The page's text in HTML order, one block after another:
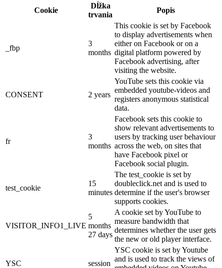
Cookie
Dĺžka
trvania
Popis
_fbp
3
months
This cookie is set by Facebook
to display advertisements when
either on Facebook or on a
digital platform powered by
Facebook advertising, after
visiting the website.
CONSENT 2 years
YouTube sets this cookie via
embedded youtube-videos and
registers anonymous statistical
data.
fr
3
months
Facebook sets this cookie to
show relevant advertisements to
users by tracking user behaviour
across the web, on sites that
have Facebook pixel or
Facebook social plugin.
test_cookie
15
minutes
The test_cookie is set by
doubleclick.net and is used to
determine if the user's browser
supports cookies.
VISITOR_INFO1_LIVE
5
months
27 days
A cookie set by YouTube to
measure bandwidth that
determines whether the user gets
the new or old player interface.
YSC session
YSC cookie is set by Youtube
and is used to track the views of